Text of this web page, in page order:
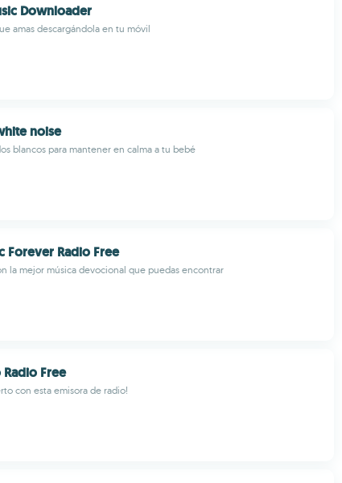
Downloader
amas descargándola en tu móvil
noise
blancos para mantener en calma a tu bebé
Forever Radio Free
la mejor música devocional que puedas encontrar
Free
con esta emisora de radio!